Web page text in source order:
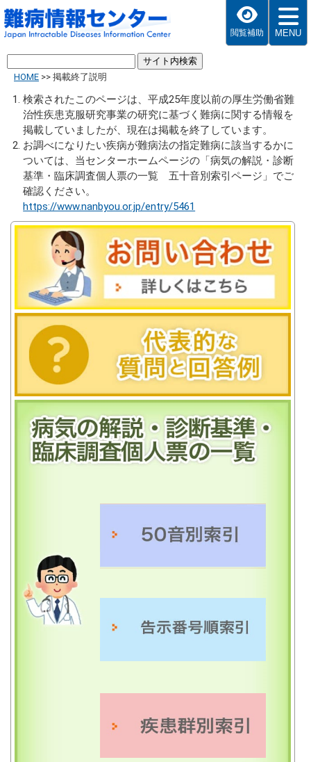
閲覧補助 MENU
HOME >> 掲載終了説明
検索されたこのページは、平成25年度以前の厚生労働省難
治性疾患克服研究事業の研究に基づく難病に関する情報を
掲載していましたが、現在は掲載を終了しています。
お調べになりたい疾病が難病法の指定難病に該当するかに
ついては、当センターホームページの「病気の解説・診断
基準・臨床調査個人票の一覧 五十音別索引ページ」でご
確認ください。
https://www.nanbyou.or.jp/entry/5461